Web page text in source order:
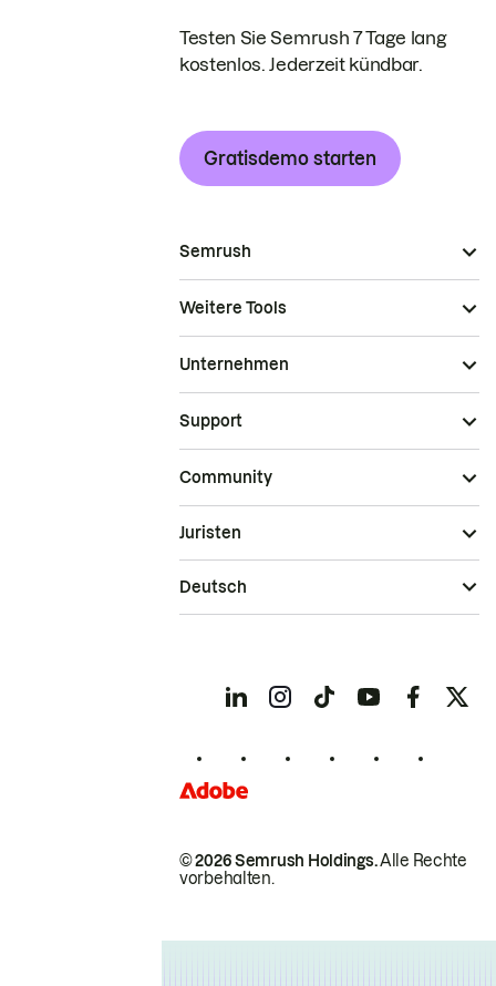
Testen Sie Semrush 7 Tage lang
kostenlos. Jederzeit kündbar.
Gratisdemo starten
Semrush
Weitere Tools
Unternehmen
Support
Community
© 2026 Semrush Holdings.Alle Rechte
vorbehalten.
Juristen
Deutsch